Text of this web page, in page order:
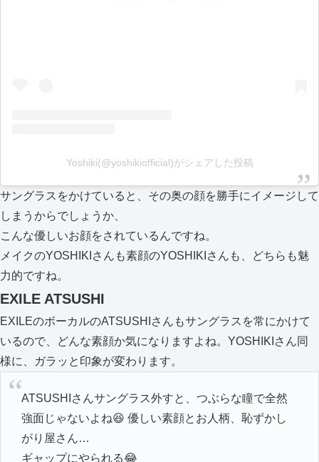
Yoshiki(@yoshikiofficial)がシェアした投稿
サングラスをかけていると、その奥の顔を勝手にイメージして
しまうからでしょうか、
こんな優しいお顔をされているんですね。
メイクのYOSHIKIさんも素顔のYOSHIKIさんも、どちらも魅
力的ですね。
EXILE ATSUSHI
EXILEのボーカルのATSUSHIさんもサングラスを常にかけて
いるので、どんな素顔か気になりますよね。YOSHIKIさん同
様に、ガラッと印象が変わります。
ATSUSHIさんサングラス外すと、つぶらな瞳で全然
強面じゃないよね😆 優しい素顔とお人柄、恥ずかし
がり屋さん…
ギャップにやられる😂